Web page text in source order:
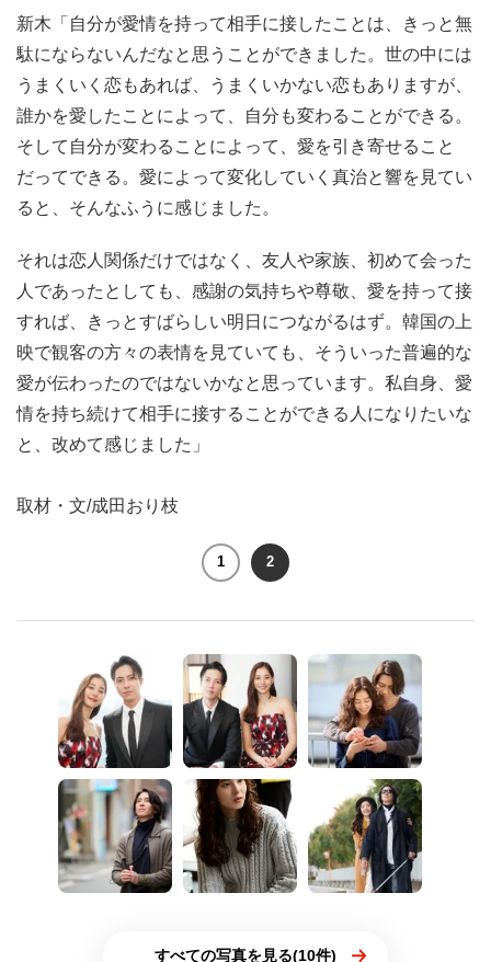
新木「自分が愛情を持って相手に接したことは、きっと無
駄にならないんだなと思うことができました。世の中には
うまくいく恋もあれば、うまくいかない恋もありますが、
誰かを愛したことによって、自分も変わることができる。
そして自分が変わることによって、愛を引き寄せること
だってできる。愛によって変化していく真治と響を見てい
ると、そんなふうに感じました。
それは恋人関係だけではなく、友人や家族、初めて会った
人であったとしても、感謝の気持ちや尊敬、愛を持って接
すれば、きっとすばらしい明日につながるはず。韓国の上
映で観客の方々の表情を見ていても、そういった普遍的な
愛が伝わったのではないかなと思っています。私自身、愛
情を持ち続けて相手に接することができる人になりたいな
と、改めて感じました」
取材・文/成田おり枝
1 2
すべての写真を見る(10件)